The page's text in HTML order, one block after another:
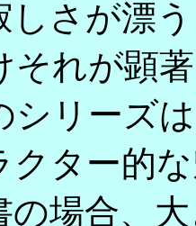
しさが漂
それが顕
シリーズ
クター的
の場合、